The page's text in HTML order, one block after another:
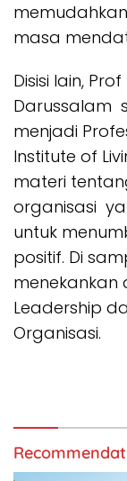
masa
Disisi lain,
Darussalam
menjadi
Institute of
materi
organisasi
untuk
positif. Di
menekankan
Leadership
Organisasi.